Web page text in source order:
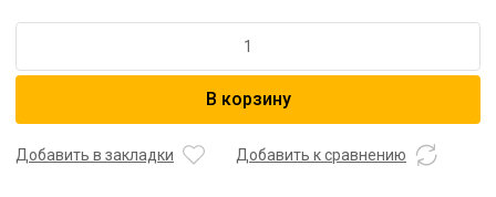
Бурт
75
В корзину
Добавить в закладки Добавить к сравнению